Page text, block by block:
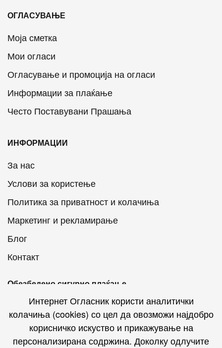
ОГЛАСУВАЊЕ
Моја сметка
Мои огласи
Огласување и промоција на огласи
Информации за плаќање
Често Поставувани Прашања
ИНФОРМАЦИИ
За нас
Услови за користење
Политика за приватност и колачиња
Маркетинг и рекламирање
Блог
Контакт
Обезбедено сигурно плаќање
Интернет Огласник на социјалните мрежи
Интернет Огласник користи аналитички
колачиња (cookies) со цел да овозможи најдобро
корисничко искуство и прикажување на
персонализирана содржина. Доколку одлучите